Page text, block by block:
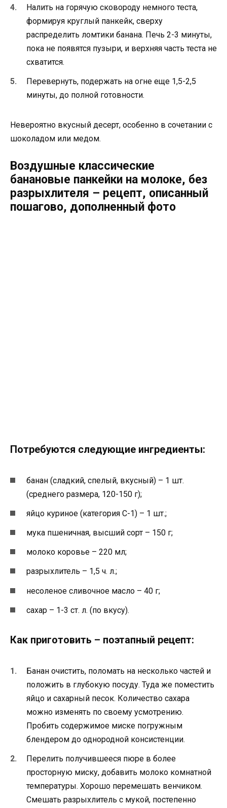
Налить на горячую сковороду немного теста,
формируя круглый панкейк, сверху
распределить ломтики банана. Печь 2-3 минуты,
пока не появятся пузыри, и верхняя часть теста не
схватится.
Перевернуть, подержать на огне еще 1,5-2,5
минуты, до полной готовности.
Невероятно вкусный десерт, особенно в сочетании с
шоколадом или медом.
Воздушные классические
банановые панкейки на молоке, без
разрыхлителя – рецепт, описанный
пошагово, дополненный фото
Потребуются следующие ингредиенты:
банан (сладкий, спелый, вкусный) – 1 шт.
(среднего размера, 120-150 г);
яйцо куриное (категория С-1) – 1 шт.;
мука пшеничная, высший сорт – 150 г;
молоко коровье – 220 мл;
разрыхлитель – 1,5 ч. л.;
несоленое сливочное масло – 40 г;
сахар – 1-3 ст. л. (по вкусу).
Как приготовить – поэтапный рецепт:
Банан очистить, поломать на несколько частей и
положить в глубокую посуду. Туда же поместить
яйцо и сахарный песок. Количество сахара
можно изменять по своему усмотрению.
Пробить содержимое миске погружным
блендером до однородной консистенции.
Перелить получившееся пюре в более
просторную миску, добавить молоко комнатной
температуры. Хорошо перемешать венчиком.
Смешать разрыхлитель с мукой, постепенно